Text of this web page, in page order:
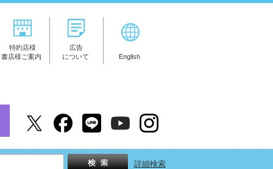
特約店様
書店様ご案内
広告
について
English
詳細検索